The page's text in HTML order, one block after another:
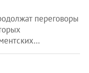
переговоры